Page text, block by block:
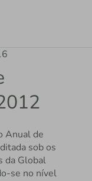
Anual de
sob os
da Global
se no nível